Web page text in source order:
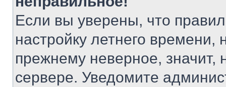
Если вы уверены, что
настройку летнего
прежнему неверное, значит,
сервере. Уведомите